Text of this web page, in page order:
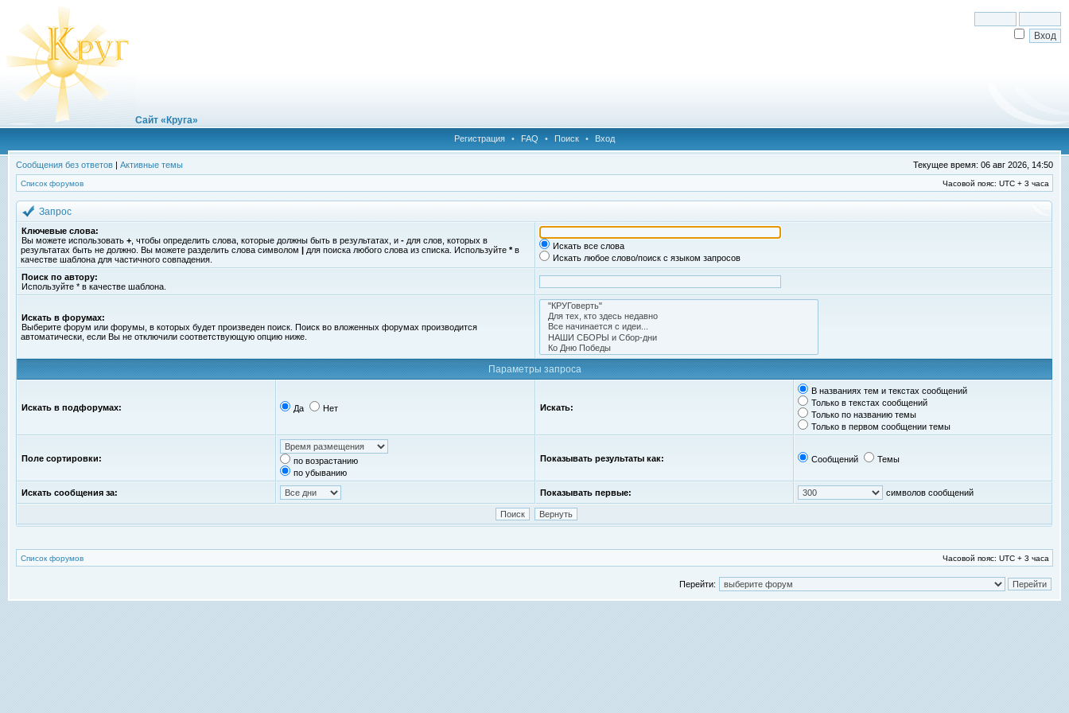
Сайт «Круга»
Регистрация • FAQ • Поиск • Вход
Сообщения без ответов | Активные темы Текущее время: 06 авг 2026, 14:50
Список форумов Часовой пояс: UTC + 3 часа
Запрос
Ключевые слова:
Вы можете использовать + , чтобы определить слова, которые должны быть в результатах, и - для слов, которых в
результатах быть не должно. Вы можете разделить слова символом | для поиска любого слова из списка. Используйте *в
качестве шаблона для частичного совпадения.
Искать все слова
Искать любое слово/поиск с языком запросов
Поиск по автору:
Используйте * в качестве шаблона.
Искать в форумах:
Выберите форум или форумы, в которых будет произведен поиск. Поиск во вложенных форумах производится
автоматически, если Вы не отключили соответствующую опцию ниже.
Параметры запроса
Искать в подфорумах: Да Нет Искать:
В названиях тем и текстах сообщений
Только в текстах сообщений
Только по названию темы
Только в первом сообщении темы
Поле сортировки:
по возрастанию
по убыванию
Показывать результаты как: Сообщений Темы
Искать сообщения за: Показывать первые: символов сообщений
Список форумов Часовой пояс: UTC + 3 часа
Перейти: